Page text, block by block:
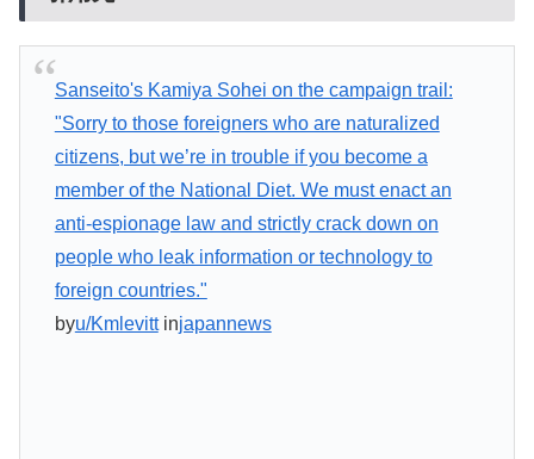
Sanseito's Kamiya Sohei on the campaign trail:
"Sorry to those foreigners who are naturalized
citizens, but we’re in trouble if you become a
member of the National Diet. We must enact an
anti-espionage law and strictly crack down on
people who leak information or technology to
foreign countries."
byu/Kmlevittinjapannews